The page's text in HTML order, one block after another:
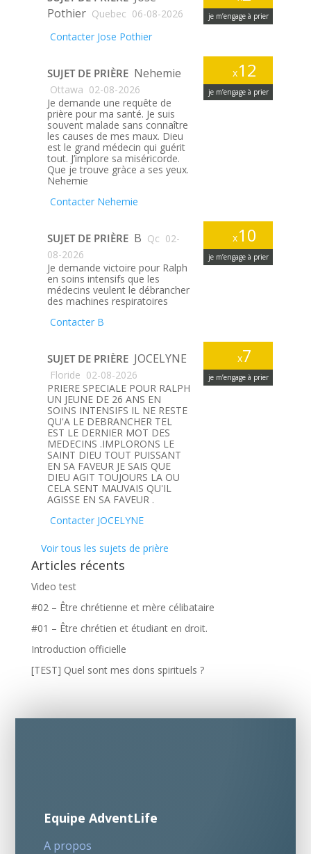
je m’engage à prier
Pothier Quebec 06-08-2026
Contacter Jose Pothier
x12
je m’engage à prier
SUJET DE PRIÈRE Nehemie
Ottawa 02-08-2026
Je demande une requête de
prière pour ma santé. Je suis
souvent malade sans connaître
les causes de mes maux. Dieu
est le grand médecin qui guérit
tout. J’implore sa miséricorde.
Que je trouve gràce a ses yeux.
Nehemie
Contacter Nehemie
x10
je m’engage à prier
SUJET DE PRIÈRE B Qc 02-
08-2026
Je demande victoire pour Ralph
en soins intensifs que les
médecins veulent le débrancher
des machines respiratoires
Contacter B
x7
je m’engage à prier
SUJET DE PRIÈRE JOCELYNE
Floride 02-08-2026
PRIERE SPECIALE POUR RALPH
UN JEUNE DE 26 ANS EN
SOINS INTENSIFS IL NE RESTE
QU'A LE DEBRANCHER TEL
EST LE DERNIER MOT DES
MEDECINS .IMPLORONS LE
SAINT DIEU TOUT PUISSANT
EN SA FAVEUR JE SAIS QUE
DIEU AGIT TOUJOURS LA OU
CELA SENT MAUVAIS QU'IL
AGISSE EN SA FAVEUR .
Contacter JOCELYNE
Voir tous les sujets de prière
Articles récents
Video test
#02 – Être chrétienne et mère célibataire
#01 – Être chrétien et étudiant en droit.
Introduction officielle
[TEST] Quel sont mes dons spirituels ?
Equipe AdventLife
A propos